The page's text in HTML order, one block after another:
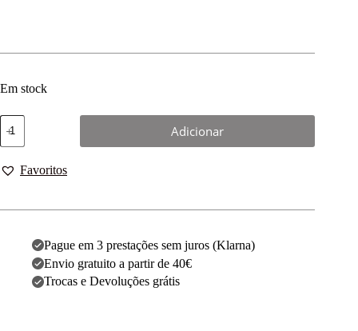
Em stock
Adicionar
Favoritos
Pague em 3 prestações sem juros (Klarna)
Envio gratuito a partir de 40€
Trocas e Devoluções grátis